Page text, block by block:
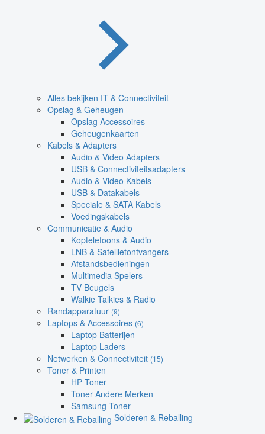
Alles bekijken IT & Connectiviteit
Opslag & Geheugen
Opslag Accessoires
Geheugenkaarten
Kabels & Adapters
Audio & Video Adapters
USB & Connectiviteitsadapters
Audio & Video Kabels
USB & Datakabels
Speciale & SATA Kabels
Voedingskabels
Communicatie & Audio
Koptelefoons & Audio
LNB & Satellietontvangers
Afstandsbedieningen
Multimedia Spelers
TV Beugels
Walkie Talkies & Radio
Randapparatuur (9)
Laptops & Accessoires (6)
Laptop Batterijen
Laptop Laders
Netwerken & Connectiviteit (15)
Toner & Printen
HP Toner
Toner Andere Merken
Samsung Toner
Solderen & Reballing